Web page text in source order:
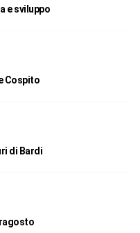
e sviluppo
Cospito
di Bardi